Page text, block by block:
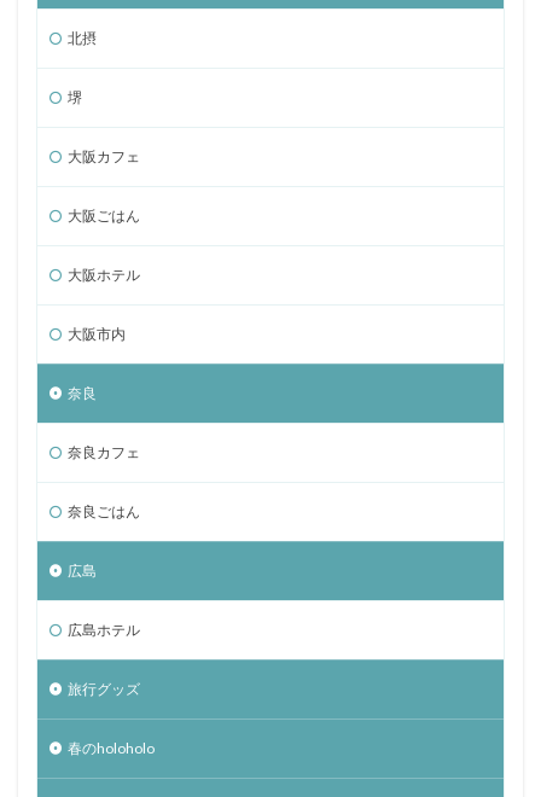
北摂
堺
大阪カフェ
大阪ごはん
大阪ホテル
大阪市内
奈良
奈良カフェ
奈良ごはん
広島
広島ホテル
旅行グッズ
春のholoholo